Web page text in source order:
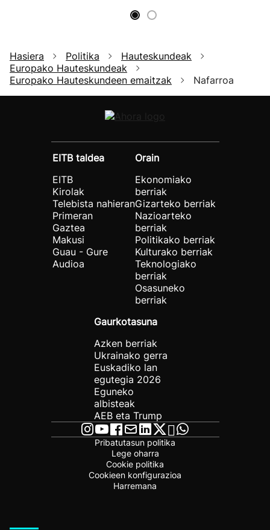
Hasiera Politika
Hauteskundeak
Europako Hauteskundeak
Europako Hauteskundeen emaitzak
Nafarroa
EITB taldea
EITB
Kirolak
Telebista nahieran
Primeran
Gaztea
Makusi
Guau - Gure
Audioa
Orain
Ekonomiako
berriak
Gizarteko berriak
Nazioarteko
berriak
Politikako berriak
Kulturako berriak
Teknologiako
berriak
Osasuneko
berriak
Gaurkotasuna
Azken berriak
Ukrainako gerra
Euskadiko lan
egutegia 2026
Eguneko
albisteak
AEB eta Trump
Pribatutasun politika
Lege oharra
Cookie politika
Cookieen konfigurazioa
Harremana